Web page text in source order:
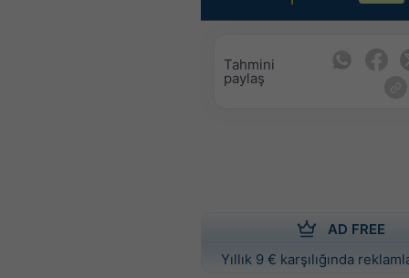
Tahmini
paylaş
AD FREE
Yıllık 9 € karşılığında